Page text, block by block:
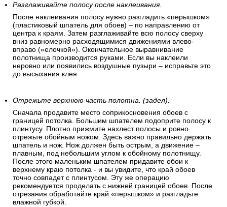
Разглаживайте полосу после наклеивания.
После наклеивания полосу нужно разгладить «перышком»
(пластиковый шпатель для обоев) – по направлению от
центра к краям. Затем разглаживайте всю полосу сверху
вниз равномерно расходящимися движениями влево-
вправо («елочкой»). Окончательное выравнивание
полотнища производится руками. Если вы наклеили
неровно или появились воздушные пузыри – исправьте это
до высыхания клея.
Отрежьте верхнюю часть полотна. (задел).
Сначала продавите место соприкосновения обоев с
границей потолка. Большим шпателем подоприте полосу к
плинтусу. Плотно прижмите нахлест полосы и ровно
отрежьте обойным ножом. Здесь важно правильно держать
шпатель и нож. Нож должен быть острым, а движение –
плавным, под небольшим углом к обойному полотнищу.
После этого маленьким шпателем придавите обои к
верхнему краю потолка - и вы увидите, что край обоев
точно совпадет с плинтусом. Эту же операцию
рекомендуется проделать с нижней границей обоев. После
отрезания обработайте край «перышком» и разгладьте
влажной губкой.